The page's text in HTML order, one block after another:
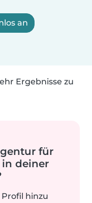
an
Ergebnisse zu
für
deiner
hinzu